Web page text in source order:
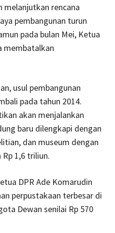
melanjutkan rencana
pembangunan turun
pada bulan Mei, Ketua
membatalkan
usul pembangunan
pada tahun 2014.
akan menjalankan
baru dilengkapi dengan
dan museum dengan
1,6 triliun.
DPR Ade Komarudin
perpustakaan terbesar di
Dewan senilai Rp 570